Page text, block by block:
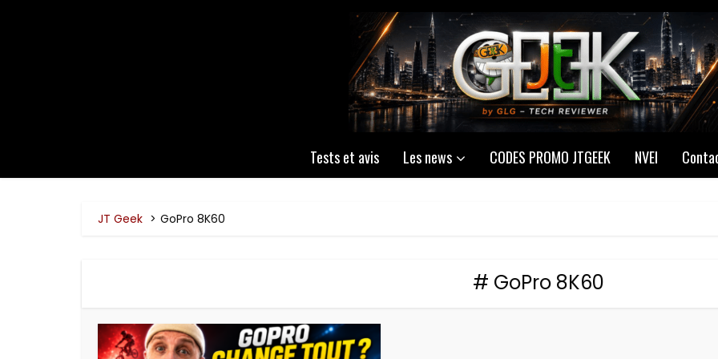
Tests et avis Les news CODES PROMO JTGEEK NVEI
JT Geek GoPro 8K60
# GoPro 8K60